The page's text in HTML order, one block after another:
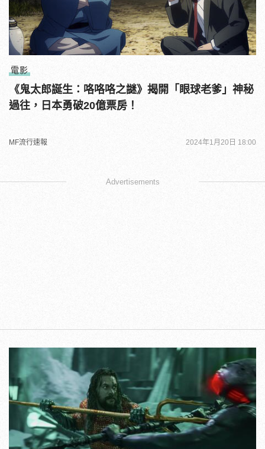
電影
《鬼太郎誕生：咯咯咯之謎》揭開「眼球老爹」神秘
過往，日本勇破20億票房！
MF流行速報 2024年1月20日 18:00
Advertisements